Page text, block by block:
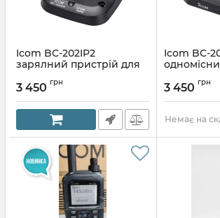
Icom BC-202IP2
зарялний пристрій для
Артикул: BC-202IP2
3 450 грн
Icom BC-
Артикул:BC-
3 450 грн
Немає на